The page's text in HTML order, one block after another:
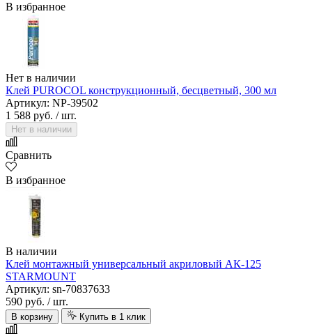
В избранное
Нет в наличии
Клей PUROCOL конструкционный, бесцветный, 300 мл
Артикул: NP-39502
1 588 руб. / шт.
Нет в наличии
Сравнить
В избранное
В наличии
Клей монтажный универсальный акриловый АК-125
STARMOUNT
Артикул: sn-70837633
590 руб. / шт.
В корзину Купить в 1 клик